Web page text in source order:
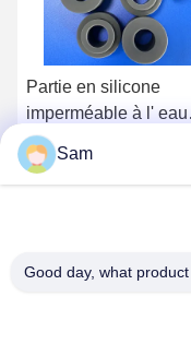
Partie en silicone
imperméable à l' eau
personnalisée,
à l' odeur, étanche à l'
odeur
Obtenez le meilleur
Sam
Good day, what